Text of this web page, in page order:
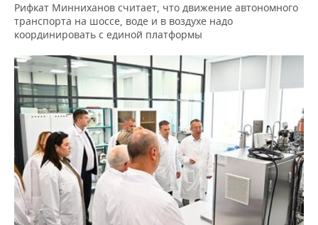
Рифкат Минниханов считает, что движение автономного
транспорта на шоссе, воде и в воздухе надо
координировать с единой платформы